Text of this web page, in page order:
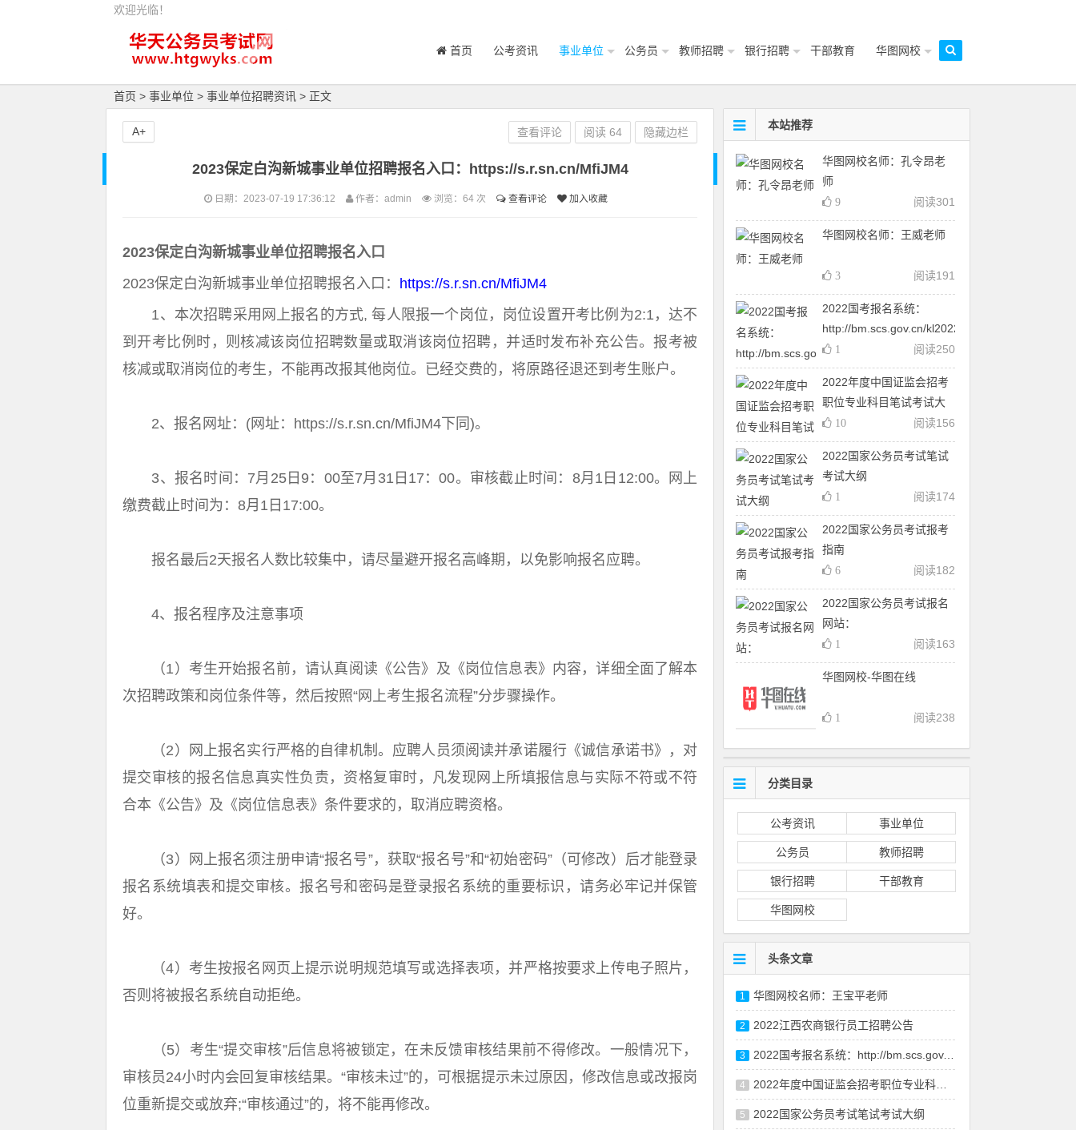
欢迎光临！
首页 公考资讯 事业单位 公务员 教师招聘 银行招聘 干部教育 华图网校
首页 > 事业单位 > 事业单位招聘资讯 > 正文
2023保定白沟新城事业单位招聘报名入口：https://s.r.sn.cn/MfiJM4
日期：2023-07-19 17:36:12 作者：admin 浏览：64 次 查看评论 加入收藏
2023保定白沟新城事业单位招聘报名入口
2023保定白沟新城事业单位招聘报名入口： https://s.r.sn.cn/MfiJM4
1、本次招聘采用网上报名的方式, 每人限报一个岗位，岗位设置开考比例为2:1，达不
到开考比例时，则核减该岗位招聘数量或取消该岗位招聘，并适时发布补充公告。报考被
核减或取消岗位的考生，不能再改报其他岗位。已经交费的，将原路径退还到考生账户。
2、报名网址：(网址：https://s.r.sn.cn/MfiJM4下同)。
3、报名时间：7月25日9：00至7月31日17：00。审核截止时间：8月1日12:00。网上
缴费截止时间为：8月1日17:00。
报名最后2天报名人数比较集中，请尽量避开报名高峰期，以免影响报名应聘。
4、报名程序及注意事项
（1）考生开始报名前，请认真阅读《公告》及《岗位信息表》内容，详细全面了解本
次招聘政策和岗位条件等，然后按照“网上考生报名流程”分步骤操作。
（2）网上报名实行严格的自律机制。应聘人员须阅读并承诺履行《诚信承诺书》，对
提交审核的报名信息真实性负责，资格复审时，凡发现网上所填报信息与实际不符或不符
合本《公告》及《岗位信息表》条件要求的，取消应聘资格。
（3）网上报名须注册申请“报名号”，获取“报名号”和“初始密码”（可修改）后才能登录
报名系统填表和提交审核。报名号和密码是登录报名系统的重要标识，请务必牢记并保管
好。
（4）考生按报名网页上提示说明规范填写或选择表项，并严格按要求上传电子照片，
否则将被报名系统自动拒绝。
（5）考生“提交审核”后信息将被锁定，在未反馈审核结果前不得修改。一般情况下，
审核员24小时内会回复审核结果。“审核未过”的，可根据提示未过原因，修改信息或改报岗
位重新提交或放弃;“审核通过”的，将不能再修改。
查看评论 阅读64 隐藏边栏
A+ 本站推荐
华图网校名师：孔令昂老
师
阅读301
9
华图网校名师：王威老师
阅读191
3
2022国考报名系统：
http://bm.scs.gov.cn/kl2022
阅读250
1
2022年度中国证监会招考
职位专业科目笔试考试大
纲（会计
阅读156
10
2022国家公务员考试笔试
考试大纲
阅读174
1
2022国家公务员考试报考
指南
阅读182
6
2022国家公务员考试报名
网站：
http://bm.scs.gov.cn/kl2
阅读163
1
华图网校-华图在线
阅读238
1
分类目录
公考资讯 事业单位
公务员 教师招聘
银行招聘 干部教育
华图网校
头条文章
1 华图网校名师：王宝平老师
2 2022江西农商银行员工招聘公告
3 2022国考报名系统：http://bm.scs.gov.cn/kl2022
4 2022年度中国证监会招考职位专业科目笔试考试大纲（会计
5 2022国家公务员考试笔试考试大纲